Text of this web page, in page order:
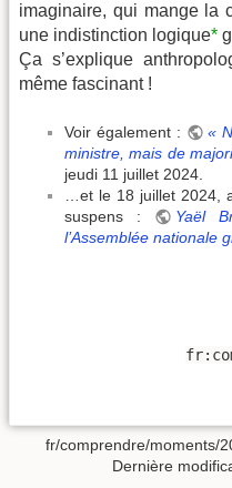
imaginaire, qui mange la
une indistinction logique*
Ça s’explique
même fascinant !
Voir également :
«
ministre, mais de
jeudi 11 juillet 2024.
…et le 18 juillet 2024,
suspens :
Yaël
l’Assemblée nationale
fr/comprendre/moments/
Dernière